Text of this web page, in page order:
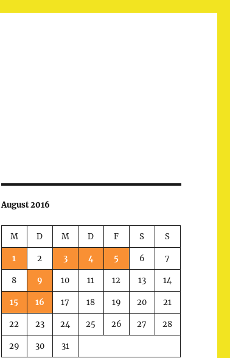
August 2016
M D M D F S S
1 2 3 4 5 6 7
8 9 10 11 12 13 14
15 16 17 18 19 20 21
22 23 24 25 26 27 28
29 30 31